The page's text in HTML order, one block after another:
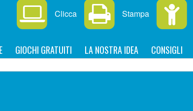
Clicca Stampa
GIOCHI GRATUITI LA NOSTRA IDEA CONSIGLI